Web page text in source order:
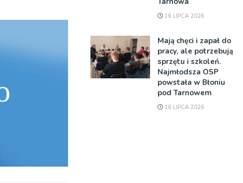
16 LIPCA 2026
Mają chęci i zapał do
pracy, ale potrzebują
sprzętu i szkoleń.
Najmłodsza OSP
powstała w Błoniu
pod Tarnowem
16 LIPCA 2026